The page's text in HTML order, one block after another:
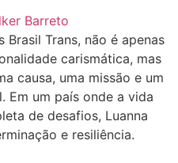
Brasil Trans, não é apenas
carismática, mas
causa, uma missão e um
Em um país onde a vida
de desafios, Luanna
e resiliência.